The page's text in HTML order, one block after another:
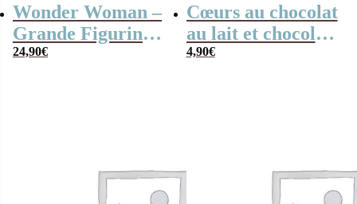
Wonder Woman –
Grande Figurine /
Tirelire mignonne
24,90€
Cœurs au chocolat
au lait et chocolat
noir praliné x8
4,90€